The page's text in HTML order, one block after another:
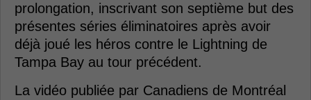
prolongation, inscrivant son septième but des
présentes séries éliminatoires après avoir
déjà joué les héros contre le Lightning de
Tampa Bay au tour précédent.
La vidéo publiée par Canadiens de Montréal